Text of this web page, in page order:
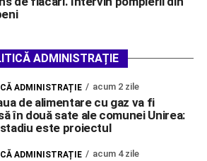
ADMINISTRAȚIE
ADMINISTRAȚIE acum 2 zile
de alimentare cu gaz va fi
în două sate ale comunei Unirea:
este proiectul
ADMINISTRAȚIE acum 4 zile